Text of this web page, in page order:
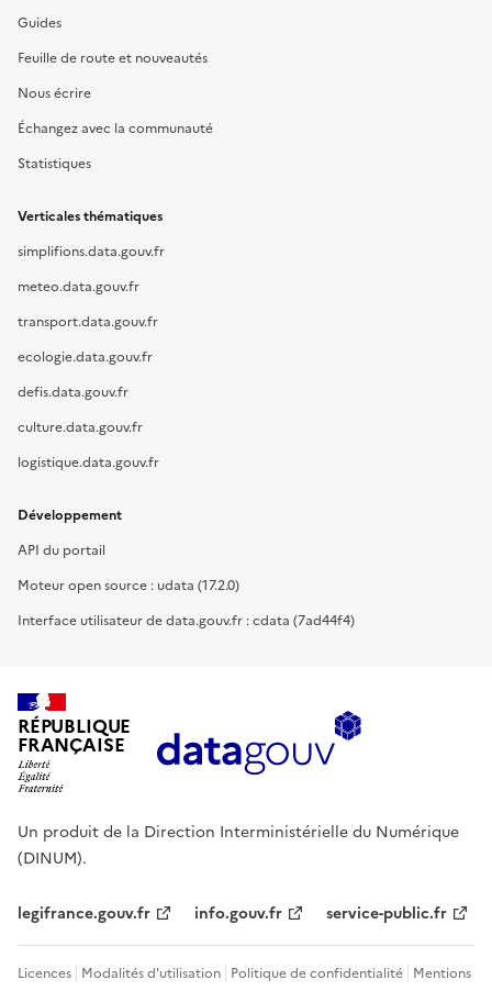
Guides
Feuille de route et nouveautés
Nous écrire
Échangez avec la communauté
Statistiques
Verticales thématiques
simplifions.data.gouv.fr
meteo.data.gouv.fr
transport.data.gouv.fr
ecologie.data.gouv.fr
defis.data.gouv.fr
culture.data.gouv.fr
logistique.data.gouv.fr
Développement
API du portail
Moteur open source : udata (17.2.0)
Interface utilisateur de data.gouv.fr : cdata (7ad44f4)
RÉPUBLIQUE
FRANÇAISE
Un produit de la Direction Interministérielle du Numérique
(DINUM).
legifrance.gouv.fr info.gouv.fr service-public.fr
Licences Modalités d'utilisation Politique de confidentialité Mentions